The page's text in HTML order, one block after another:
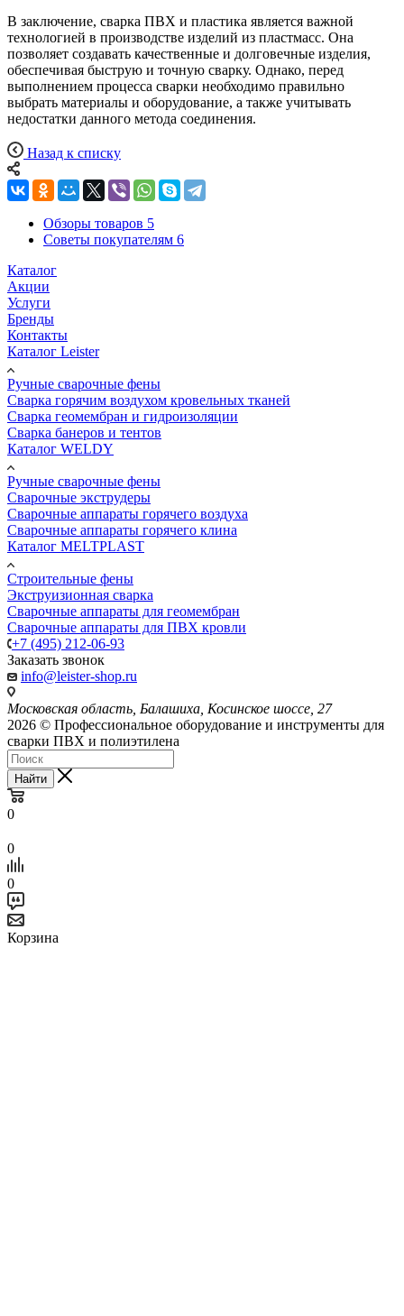
В заключение, сварка ПВХ и пластика является важной
технологией в производстве изделий из пластмасс. Она
позволяет создавать качественные и долговечные изделия,
обеспечивая быструю и точную сварку. Однако, перед
выполнением процесса сварки необходимо правильно
выбрать материалы и оборудование, а также учитывать
недостатки данного метода соединения.
Назад к списку
Обзоры товаров 5
Советы покупателям 6
Каталог
Акции
Услуги
Бренды
Контакты
Каталог Leister
Ручные сварочные фены
Сварка горячим воздухом кровельных тканей
Сварка геомембран и гидроизоляции
Сварка банеров и тентов
Каталог WELDY
Ручные сварочные фены
Сварочные экструдеры
Сварочные аппараты горячего воздуха
Сварочные аппараты горячего клина
Каталог MELTPLAST
Строительные фены
Экструизионная сварка
Сварочные аппараты для геомембран
Сварочные аппараты для ПВХ кровли
+7 (495) 212-06-93
Заказать звонок
info@leister-shop.ru
Московская область, Балашиха, Косинское шоссе, 27
2026 © Профессиональное оборудование и инструменты для
сварки ПВХ и полиэтилена
Найти
0
0
0
Корзина